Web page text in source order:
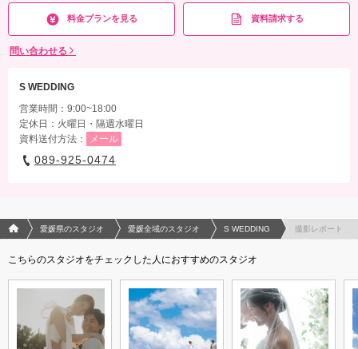
料金プランを見る 資料請求する
問い合わせる
S WEDDING
営業時間：9:00~18:00
定休日：火曜日・隔週水曜日
資料送付方法：
メール
089-925-0474
フォトウエディング/結婚写真のPhotorait ホーム
愛媛県のスタジオ 愛媛全域のスタジオ S WEDDING 撮影レポート
こちらのスタジオをチェックした人におすすめのスタジオ